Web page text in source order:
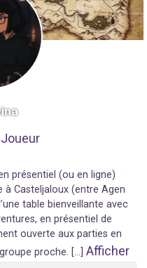
Joueur
présentiel (ou en ligne)
à Casteljaloux (entre Agen
table bienveillante avec
en présentiel de
ouverte aux parties en
proche. […] Afficher